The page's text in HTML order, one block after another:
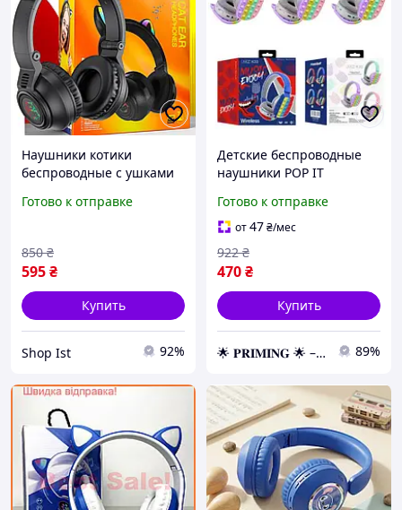
Наушники котики
беспроводные с ушками
Bluetooth наушники
Готово к отправке
595₴
850 ₴
Купить
Shop Ist 92%
Детские беспроводные
наушники POP IT
наушники для детей,
Наушники антистресс
Готово к отправке
от47₴/мес
470₴
922 ₴
Купить
🌟 𝐏𝐑𝐈𝐌𝐈𝐍𝐆 🌟 – Эксклюзивные товары премиум-качества от официального дистрибьютора! 89%